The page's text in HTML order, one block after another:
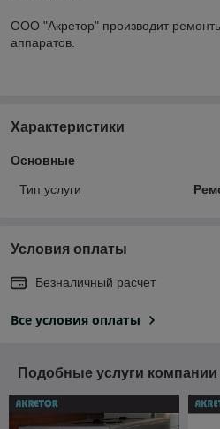
ООО "Акретор" производит
аппаратов.
Характеристики
Основные
Тип услуги
Условия оплаты
Безналичный расчет
Все условия оплаты
Подобные услуги компании